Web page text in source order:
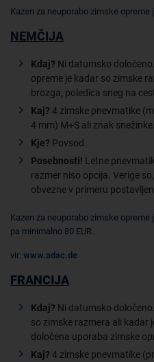
Kazen za neuporabo zimske opreme
NEMČIJA
Kdaj? Ni datumsko
opreme je kadar so zimske
brozga, poledica sneg na
Kaj? 4 zimske pnevmatike
4 mm) M+S ali znak
Kje? Povsod.
Posebnosti! Letne
razmer niso opcija. Verige
obvezne v primeru
Kazen za neuporabo zimske opreme
pa minimalno 80 EUR.
vir: www.adac.de
FRANCIJA
Kdaj? Ni datumsko
so zimske razmera ali kadar
določena uporaba zimske
Kaj? 4 zimske pnevmatike